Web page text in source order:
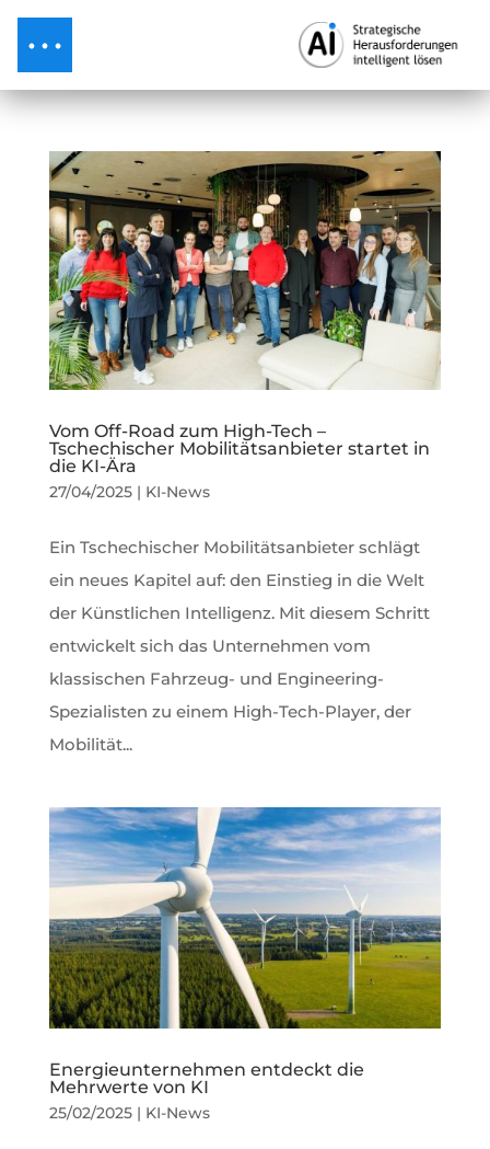
Vom Off-Road zum High-Tech –
Tschechischer Mobilitätsanbieter startet in
die KI-Ära
27/04/2025| KI-News
Ein Tschechischer Mobilitätsanbieter schlägt
ein neues Kapitel auf: den Einstieg in die Welt
der Künstlichen Intelligenz. Mit diesem Schritt
entwickelt sich das Unternehmen vom
klassischen Fahrzeug- und Engineering-
Spezialisten zu einem High-Tech-Player, der
Mobilität...
Energieunternehmen entdeckt die
Mehrwerte von KI
25/02/2025| KI-News